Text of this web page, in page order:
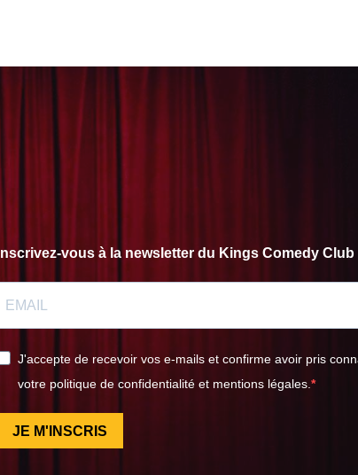
Inscrivez-vous à la newsletter du Kings Comedy Club
J'accepte de recevoir vos e-mails et confirme avoir pris
votre politique de confidentialité et mentions légales.
JE M'INSCRIS